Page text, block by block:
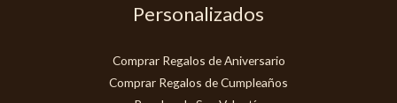
Personalizados
Comprar Regalos de Aniversario
Comprar Regalos de Cumpleaños